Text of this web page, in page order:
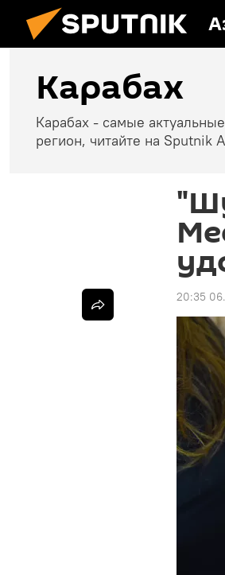
Карабах
Карабах - самые
регион, читайте на Sputnik
20:35